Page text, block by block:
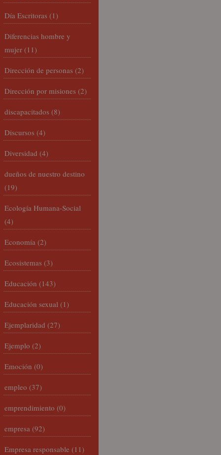
Día Escritoras (1)
Diferencias hombre y
mujer (11)
Dirección de personas (2)
Dirección por misiones (2)
discapacitados (8)
Discursos (4)
Diversidad (4)
dueños de nuestro destino
(19)
Ecología Humana-Social
(4)
Economía (2)
Ecosistemas (3)
Educación (143)
Educación sexual (1)
Ejemplaridad (27)
Ejemplo (2)
Emoción (0)
empleo (37)
emprendimiento (0)
empresa (92)
Empresa responsable (11)